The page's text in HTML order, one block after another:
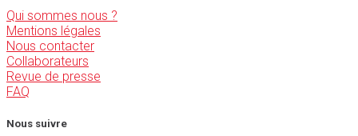
Qui sommes nous ?
Mentions légales
Nous contacter
Collaborateurs
Revue de presse
FAQ
Nous suivre